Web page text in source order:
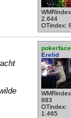
2.644
OTindex:
Erelid
883
OTindex:
1.465